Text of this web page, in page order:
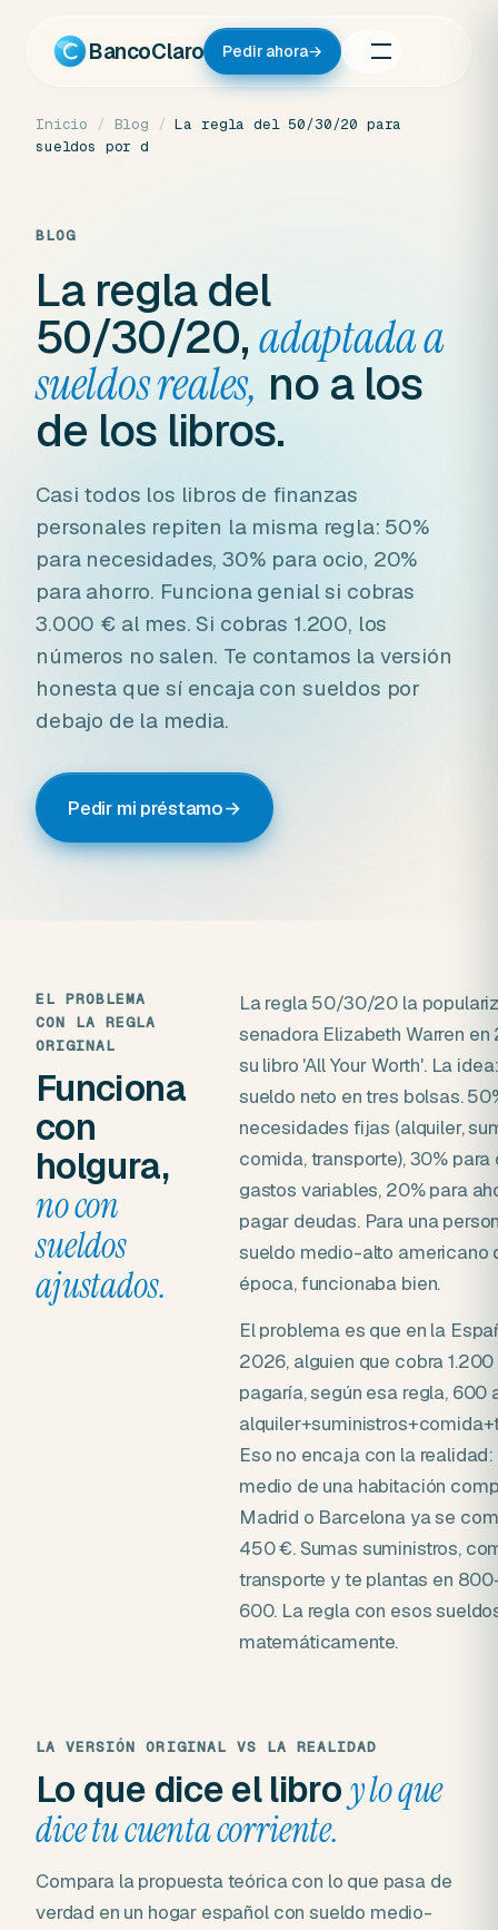
contenido
BancoClaro Pedir ahora→
Inicio / Blog / La regla del 50/30/20 para
sueldos por d
BLOG
La regla del
50/30/20,adaptada a
sueldos reales, no a los
de los libros.
Casi todos los libros de finanzas
personales repiten la misma regla: 50%
para necesidades, 30% para ocio, 20%
para ahorro. Funciona genial si cobras
3.000 € al mes. Si cobras 1.200, los
números no salen. Te contamos la versión
honesta que sí encaja con sueldos por
debajo de la media.
Pedir mi préstamo→
EL PROBLEMA
CON LA REGLA
ORIGINAL
Funciona
con
holgura,
no con
sueldos
ajustados.
La regla 50/30/20 la
senadora Elizabeth Warren
su libro 'All Your Worth'. La
sueldo neto en tres bolsas.
necesidades fijas (alquiler,
comida, transporte), 30% para
gastos variables, 20% para
pagar deudas. Para una
sueldo medio-alto americano
época, funcionaba bien.
El problema es que en la
2026, alguien que cobra
pagaría, según esa regla, 600
Eso no encaja con la
medio de una habitación
Madrid o Barcelona ya se
450 €. Sumas suministros,
transporte y te plantas en
600. La regla con esos
matemáticamente.
LA VERSIÓN ORIGINAL VS LA REALIDAD
Lo que dice el libroy lo que
dice tu cuenta corriente.
Compara la propuesta teórica con lo que pasa de
verdad en un hogar español con sueldo medio-